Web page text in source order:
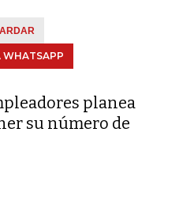
WHATSAPP
planea
su número de